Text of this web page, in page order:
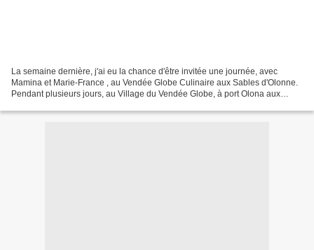
La semaine dernière, j'ai eu la chance d'être invitée une journée, avec
Mamina et Marie-France , au Vendée Globe Culinaire aux Sables d'Olonne.
Pendant plusieurs jours, au Village du Vendée Globe, à port Olona aux